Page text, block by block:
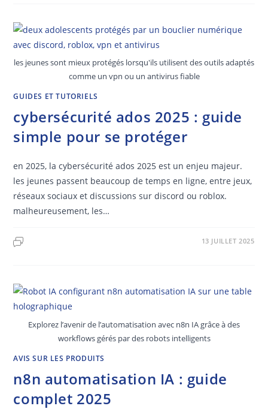
les jeunes sont mieux protégés lorsqu'ils utilisent des outils adaptés
comme un vpn ou un antivirus fiable
GUIDES ET TUTORIELS
cybersécurité ados 2025 : guide
simple pour se protéger
en 2025, la cybersécurité ados 2025 est un enjeu majeur.
les jeunes passent beaucoup de temps en ligne, entre jeux,
réseaux sociaux et discussions sur discord ou roblox.
malheureusement, les…
13 JUILLET 2025
Explorez l’avenir de l’automatisation avec n8n IA grâce à des
workflows gérés par des robots intelligents
AVIS SUR LES PRODUITS
n8n automatisation IA : guide
complet 2025